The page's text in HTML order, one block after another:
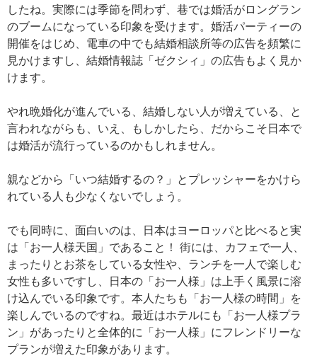
したね。実際には季節を問わず、巷では婚活がロングラン
のブームになっている印象を受けます。婚活パーティーの
開催をはじめ、電車の中でも結婚相談所等の広告を頻繁に
見かけますし、結婚情報誌「ゼクシィ」の広告もよく見か
けます。
やれ晩婚化が進んでいる、結婚しない人が増えている、と
言われながらも、いえ、もしかしたら、だからこそ日本で
は婚活が流行っているのかもしれません。
親などから「いつ結婚するの？」とプレッシャーをかけら
れている人も少なくないでしょう。
でも同時に、面白いのは、日本はヨーロッパと比べると実
は「お一人様天国」であること！ 街には、カフェで一人、
まったりとお茶をしている女性や、ランチを一人で楽しむ
女性も多いですし、日本の「お一人様」は上手く風景に溶
け込んでいる印象です。本人たちも「お一人様の時間」を
楽しんでいるのですね。最近はホテルにも「お一人様プラ
ン」があったりと全体的に「お一人様」にフレンドリーな
プランが増えた印象があります。